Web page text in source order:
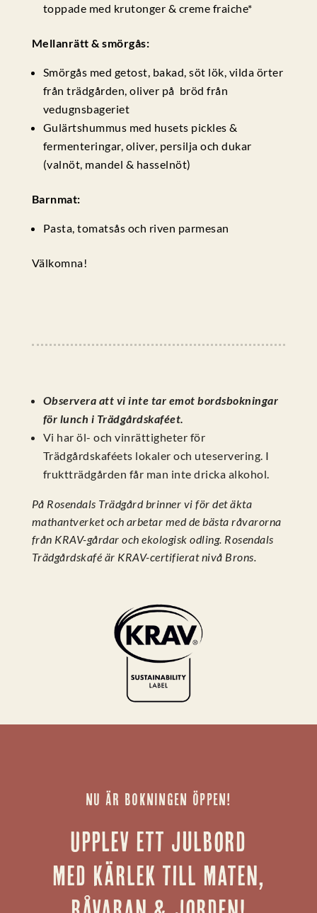
toppade med krutonger & creme fraiche*
Mellanrätt & smörgås:
Smörgås med getost, bakad, söt lök, vilda örter
från trädgården, oliver på bröd från
vedugnsbageriet
Gulärtshummus med husets pickles &
fermenteringar, oliver, persilja och dukar
(valnöt, mandel & hasselnöt)
Barnmat:
Pasta, tomatsås och riven parmesan
Välkomna!
Observera att vi inte tar emot bordsbokningar
för lunch i Trädgårdskaféet.
Vi har öl- och vinrättigheter för
Trädgårdskaféets lokaler och uteservering. I
fruktträdgården får man inte dricka alkohol.
På Rosendals Trädgård brinner vi för det äkta
mathantverket och arbetar med de bästa råvarorna
från KRAV-gårdar och ekologisk odling. Rosendals
Trädgårdskafé är KRAV-certifierat nivå Brons.
NU ÄR BOKNINGEN ÖPPEN!
Upplev ett julbord
med kärlek till maten,